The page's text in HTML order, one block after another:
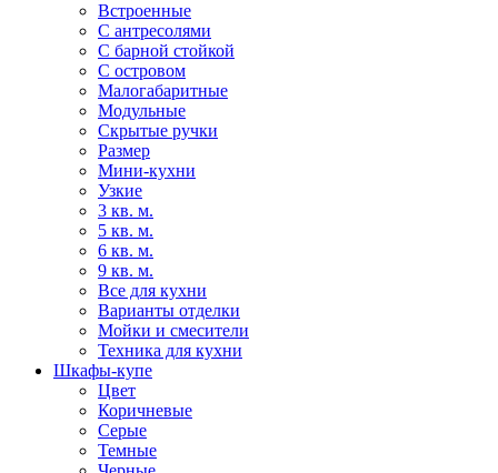
Встроенные
С антресолями
С барной стойкой
С островом
Малогабаритные
Модульные
Скрытые ручки
Размер
Мини-кухни
Узкие
3 кв. м.
5 кв. м.
6 кв. м.
9 кв. м.
Все для кухни
Варианты отделки
Мойки и смесители
Техника для кухни
Шкафы-купе
Цвет
Коричневые
Серые
Темные